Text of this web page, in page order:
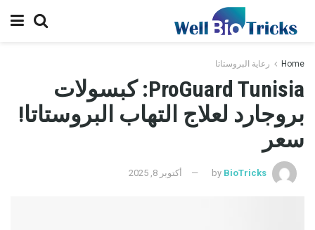
Home رعاية البروستاتا
ProGuard Tunisia: كبسولات
بروجارد لعلاج التهاب البروستاتا!
سعر
by BioTricks أكتوبر 8, 2025